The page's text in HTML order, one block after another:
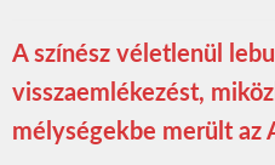
A színész véletlenül
visszaemlékezést,
mélységekbe merült az